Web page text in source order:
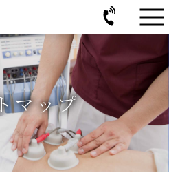
マップ